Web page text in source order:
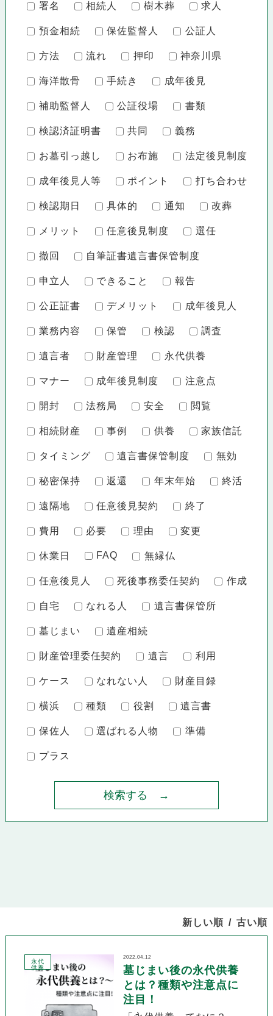
署名 相続人 樹木葬 求人
預金相続 保佐監督人 公証人
方法 流れ 押印 神奈川県
海洋散骨 手続き 成年後見
補助監督人 公証役場 書類
検認済証明書 共同 義務
お墓引っ越し お布施 法定後見制度
成年後見人等 ポイント 打ち合わせ
検認期日 具体的 通知 改葬
メリット 任意後見制度 選任
撤回 自筆証書遺言書保管制度
申立人 できること 報告
公正証書 デメリット 成年後見人
業務内容 保管 検認 調査
遺言者 財産管理 永代供養
マナー 成年後見制度 注意点
開封 法務局 安全 閲覧
相続財産 事例 供養 家族信託
タイミング 遺言書保管制度 無効
秘密保持 返還 年末年始 終活
遠隔地 任意後見契約 終了
費用 必要 理由 変更
休業日 FAQ 無縁仏
任意後見人 死後事務委任契約 作成
自宅 なれる人 遺言書保管所
墓じまい 遺産相続
財産管理委任契約 遺言 利用
ケース なれない人 財産目録
横浜 種類 役割 遺言書
保佐人 選ばれる人物 準備
プラス
新しい順 古い順
永代
供養
2022.04.12
墓じまい後の永代供養
とは？種類や注意点に
注目！